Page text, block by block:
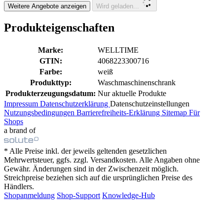
Weitere Angebote anzeigen Wird geladen...
Produkteigenschaften
Marke:
WELLTIME
GTIN:
4068223300716
Farbe:
weiß
Produkttyp:
Waschmaschinenschrank
Produkterzeugungsdatum: Nur aktuelle Produkte
Impressum Datenschutzerklärung Datenschutzeinstellungen
Nutzungsbedingungen Barrierefreiheits-Erklärung Sitemap Für
Shops
a brand of
* Alle Preise inkl. der jeweils geltenden gesetzlichen
Mehrwertsteuer, ggfs. zzgl. Versandkosten. Alle Angaben ohne
Gewähr. Änderungen sind in der Zwischenzeit möglich.
Streichpreise beziehen sich auf die ursprünglichen Preise des
Händlers.
Shopanmeldung Shop-Support Knowledge-Hub